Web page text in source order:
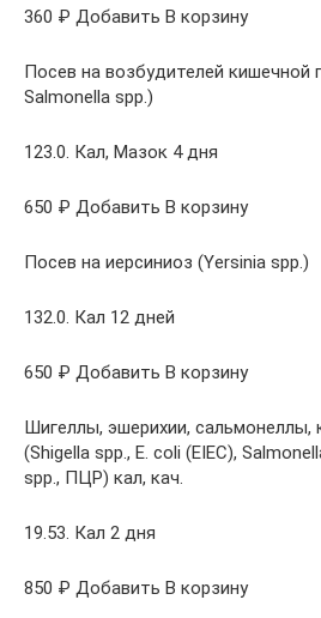
360 ₽ Добавить В корзину
Посев на возбудителей кишечной
Salmonella spp.)
123.0. Кал, Мазок 4 дня
650 ₽ Добавить В корзину
Посев на иерсиниоз (Yersinia spp.)
132.0. Кал 12 дней
650 ₽ Добавить В корзину
Шигеллы, эшерихии,
(Shigella spp., E. coli (EIEC),
spp., ПЦР) кал, кач.
19.53. Кал 2 дня
850 ₽ Добавить В корзину